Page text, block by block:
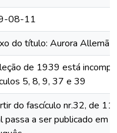
08-11
do título: Aurora Allemã
de 1939 está
5, 8, 9, 37 e 39
do fascículo nr.32, de
passa a ser publicado em